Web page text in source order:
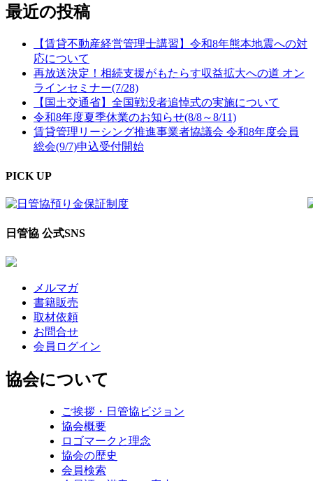
最近の投稿
【賃貸不動産経営管理士講習】令和8年熊本地震への対
応について
再放送決定！相続支援がもたらす収益拡大への道 オン
ラインセミナー(7/28)
【国土交通省】全国戦没者追悼式の実施について
令和8年度夏季休業のお知らせ(8/8～8/11)
賃貸管理リーシング推進事業者協議会 令和8年度会員
総会(9/7)申込受付開始
PICK UP
日管協 公式SNS
メルマガ
書籍販売
取材依頼
お問合せ
会員ログイン
協会について
ご挨拶・日管協ビジョン
協会概要
ロゴマークと理念
協会の歴史
会員検索